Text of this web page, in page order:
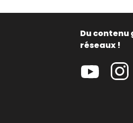
Du
réseaux !